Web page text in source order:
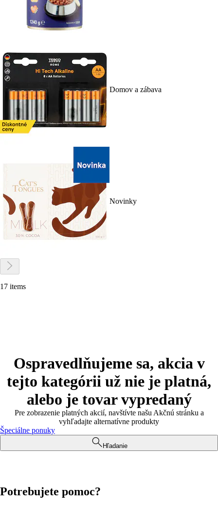
Domov a zábava
Novinky
17 items
Ospravedlňujeme sa, akcia v
tejto kategórii už nie je platná,
alebo je tovar vypredaný
Pre zobrazenie platných akcií, navštívte našu Akčnú stránku a
vyhľadajte alternatívne produkty
Špeciálne ponuky
Hľadanie
Potrebujete pomoc?